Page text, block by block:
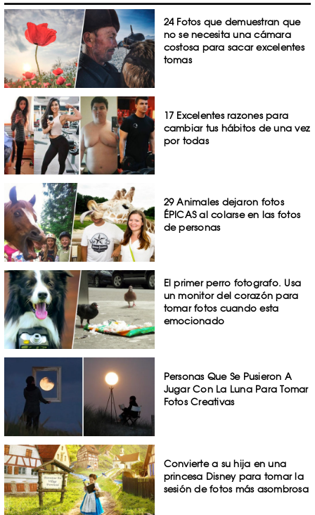
24 Fotos que demuestran que
no se necesita una cámara
costosa para sacar excelentes
tomas
17 Excelentes razones para
cambiar tus hábitos de una vez
por todas
29 Animales dejaron fotos
ÉPICAS al colarse en las fotos
de personas
El primer perro fotografo. Usa
un monitor del corazón para
tomar fotos cuando esta
emocionado
Personas Que Se Pusieron A
Jugar Con La Luna Para Tomar
Fotos Creativas
Convierte a su hija en una
princesa Disney para tomar la
sesión de fotos más asombrosa